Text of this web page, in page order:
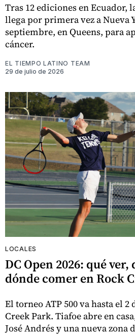
Tras 12 ediciones en Ecuador,
llega por primera vez a Nueva
septiembre, en Queens, para
cáncer.
EL TIEMPO LATINO TEAM
29 de julio de 2026
LOCALES
DC Open 2026: qué
dónde comer en Rock
El torneo ATP 500 va hasta el 2
Creek Park. Tiafoe abre en
José Andrés y una nueva zona